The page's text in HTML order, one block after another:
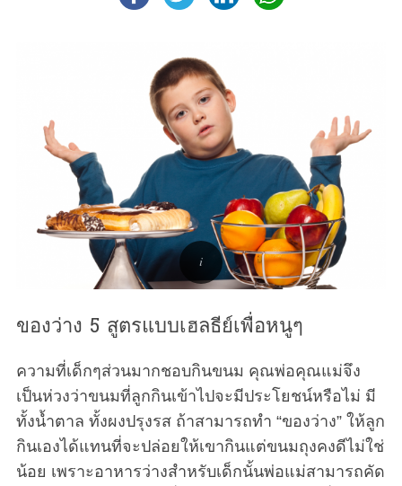
ของว่าง 5 สูตรแบบเฮลธีย์เพื่อหนูๆ
ความที่เด็กๆส่วนมากชอบกินขนม คุณพ่อคุณแม่จึง
เป็นห่วงว่าขนมที่ลูกกินเข้าไปจะมีประโยชน์หรือไม่ มี
ทั้งน้ำตาล ทั้งผงปรุงรส ถ้าสามารถทำ “ของว่าง” ให้ลูก
กินเองได้แทนที่จะปล่อยให้เขากินแต่ขนมถุงคงดีไม่ใช่
น้อย เพราะอาหารว่างสำหรับเด็กนั้นพ่อแม่สามารถคัด